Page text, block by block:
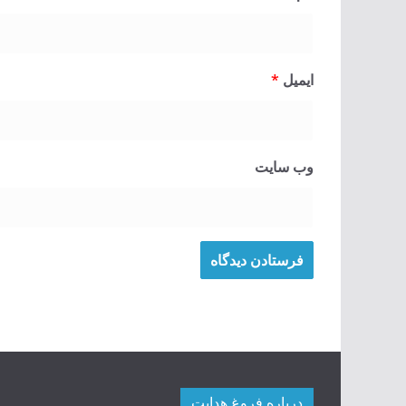
ایمیل *
وب‌ سایت